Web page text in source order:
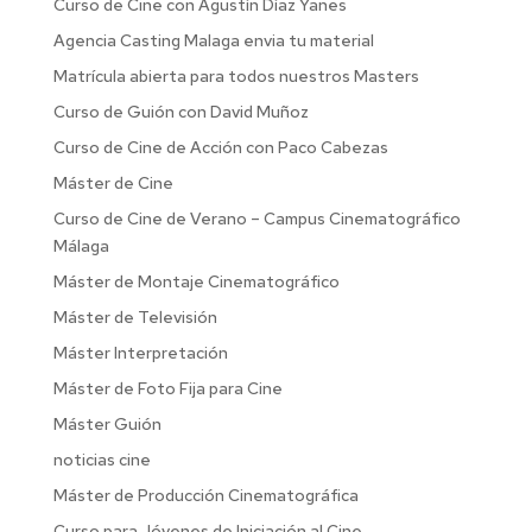
Agencia Casting Malaga envia tu material
Matrícula abierta para todos nuestros Masters
Curso de Guión con David Muñoz
Curso de Cine de Acción con Paco Cabezas
Máster de Cine
Curso de Cine de Verano – Campus Cinematográfico
Málaga
Máster de Montaje Cinematográfico
Máster de Televisión
Máster Interpretación
Máster de Foto Fija para Cine
Máster Guión
noticias cine
Máster de Producción Cinematográfica